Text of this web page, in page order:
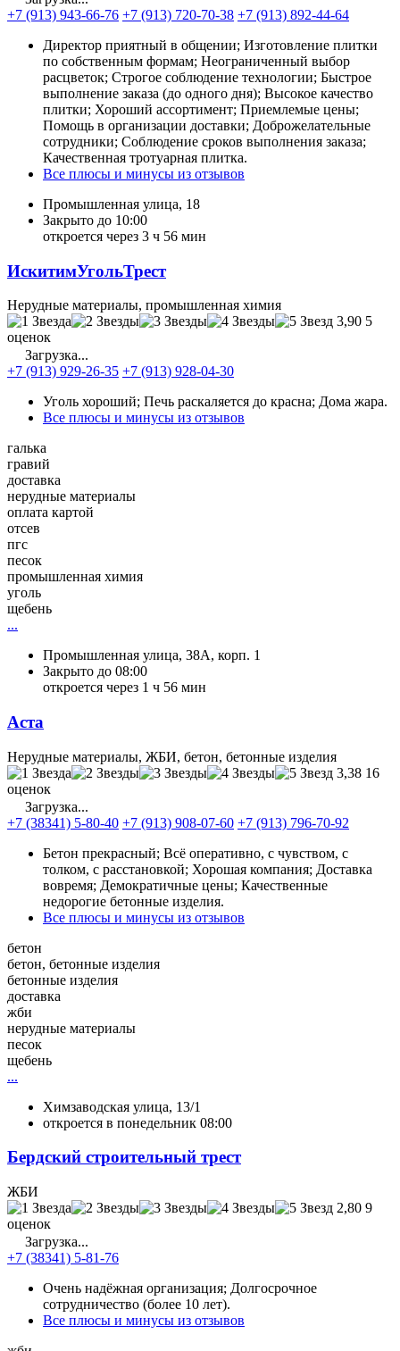
+7 (913) 943-66-76 +7 (913) 720-70-38 +7 (913) 892-44-64
Директор приятный в общении; Изготовление плитки
по собственным формам; Неограниченный выбор
расцветок; Строгое соблюдение технологии; Быстрое
выполнение заказа (до одного дня); Высокое качество
плитки; Хороший ассортимент; Приемлемые цены;
Помощь в организации доставки; Доброжелательные
сотрудники; Соблюдение сроков выполнения заказа;
Качественная тротуарная плитка.
Все плюсы и минусы из отзывов
Промышленная улица, 18
Закрыто до 10:00
откроется через 3 ч 56 мин
ИскитимУгольТрест
Нерудные материалы, промышленная химия
3,90 5
оценок
Загрузка...
+7 (913) 929-26-35 +7 (913) 928-04-30
Уголь хороший; Печь раскаляется до красна; Дома жара.
Все плюсы и минусы из отзывов
галька
гравий
доставка
нерудные материалы
оплата картой
отсев
пгс
песок
промышленная химия
уголь
щебень
...
Промышленная улица, 38А, корп. 1
Закрыто до 08:00
откроется через 1 ч 56 мин
Аста
Нерудные материалы, ЖБИ, бетон, бетонные изделия
3,38 16
оценок
Загрузка...
+7 (38341) 5-80-40 +7 (913) 908-07-60 +7 (913) 796-70-92
Бетон прекрасный; Всё оперативно, с чувством, с
толком, с расстановкой; Хорошая компания; Доставка
вовремя; Демократичные цены; Качественные
недорогие бетонные изделия.
Все плюсы и минусы из отзывов
бетон
бетон, бетонные изделия
бетонные изделия
доставка
жби
нерудные материалы
песок
щебень
...
Химзаводская улица, 13/1
откроется в понедельник 08:00
Бердский строительный трест
ЖБИ
2,80 9
оценок
Загрузка...
+7 (38341) 5-81-76
Очень надёжная организация; Долгосрочное
сотрудничество (более 10 лет).
Все плюсы и минусы из отзывов